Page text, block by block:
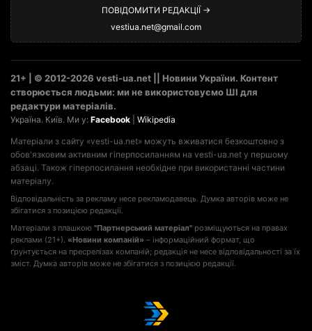
ПОВІДОМИТИ РЕДАКЦІЇ →
vestiua.net@gmail.com
21+ | © 2012-2026 vesti-ua.net || Новини України. Контент
створюється людьми: ми не використовуємо ШІ для
редактури матеріалів.
Україна. Київ. Ми у: Facebook Wikipedia
Матеріали з сайту «vesti-ua.net» можуть вживатися безкоштовно з
обов'язковим активним гіперпосиланням на vesti-ua.net у першому
абзаці. Також гіперпосилання необхідне при використанні частини
матеріалу.
Відповідальність за рекламу несе рекламодавець. Думка авторів може не
збігатися з позицією редакції.
Матеріали з плашкою "Партнерський матеріал" розміщуються на правах
реклами (21+). «Новини компаній» – інформаційний формат, що
ґрунтується на пресрелізах компаній; редакція не несе відповідальності за їх
зміст. Думка авторів може не збігатися з позицією редакції.